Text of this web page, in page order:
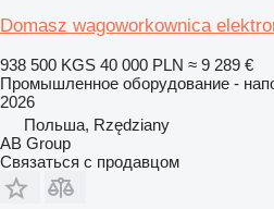
Domasz wagoworkownica
938 500 KGS 40 000 PLN ≈ 9 289 €
Промышленное оборудование -
2026
Польша, Rzędziany
AB Group
Связаться с продавцом